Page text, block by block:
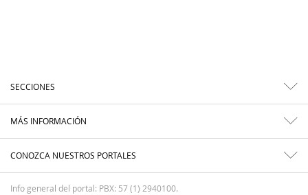
SECCIONES
MÁS INFORMACIÓN
CONOZCA NUESTROS PORTALES
Info general del portal: PBX: 57 (1) 2940100.